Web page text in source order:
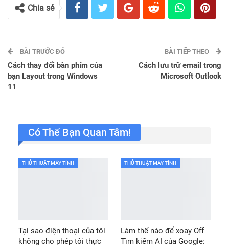
Chia sẻ
BÀI TRƯỚC ĐÓ
Cách thay đổi bàn phím của
bạn Layout trong Windows
11
BÀI TIẾP THEO
Cách lưu trữ email trong
Microsoft Outlook
Có Thể Bạn Quan Tâm!
THỦ THUẬT MÁY TÍNH
Tại sao điện thoại của tôi
không cho phép tôi thực
THỦ THUẬT MÁY TÍNH
Làm thế nào để xoay Off
Tìm kiếm AI của Google: